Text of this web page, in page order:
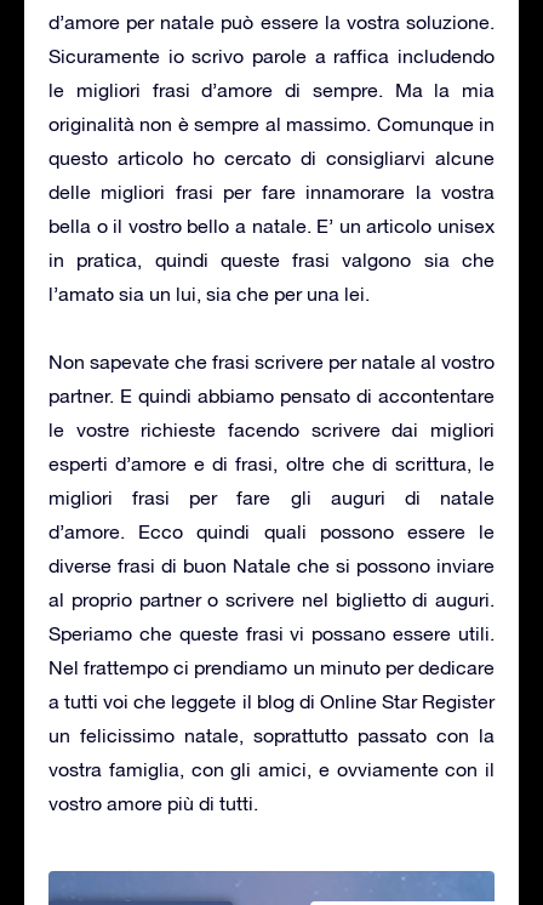
d’amore per natale può essere la vostra soluzione.
Sicuramente io scrivo parole a raffica includendo
le migliori frasi d’amore di sempre. Ma la mia
originalità non è sempre al massimo. Comunque in
questo articolo ho cercato di consigliarvi alcune
delle migliori frasi per fare innamorare la vostra
bella o il vostro bello a natale. E’ un articolo unisex
in pratica, quindi queste frasi valgono sia che
l’amato sia un lui, sia che per una lei.
Non sapevate che frasi scrivere per natale al vostro
partner. E quindi abbiamo pensato di accontentare
le vostre richieste facendo scrivere dai migliori
esperti d’amore e di frasi, oltre che di scrittura, le
migliori frasi per fare gli auguri di natale
d’amore. Ecco quindi quali possono essere le
diverse frasi di buon Natale che si possono inviare
al proprio partner o scrivere nel biglietto di auguri.
Speriamo che queste frasi vi possano essere utili.
Nel frattempo ci prendiamo un minuto per dedicare
a tutti voi che leggete il blog di Online Star Register
un felicissimo natale, soprattutto passato con la
vostra famiglia, con gli amici, e ovviamente con il
vostro amore più di tutti.